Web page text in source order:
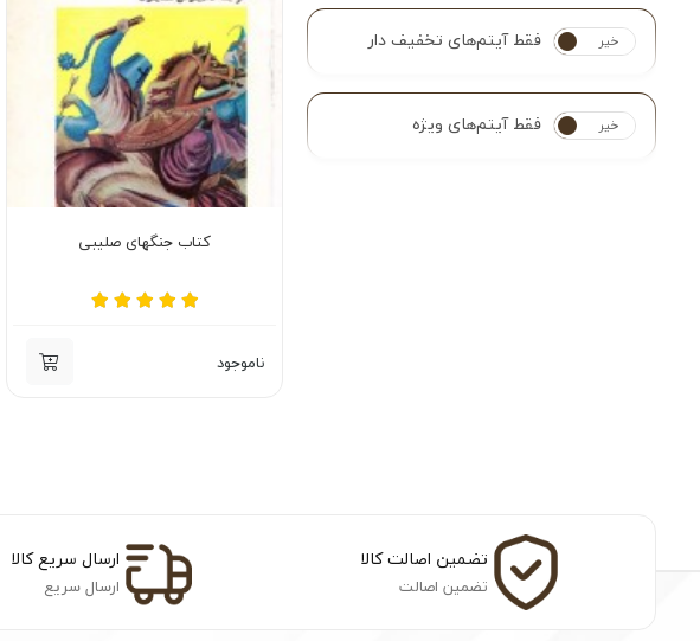
بله خیر فقط آیتم‌های تخفیف دار
بله خیر فقط آیتم‌های ویژه
کتاب جنگهای صلیبی
ناموجود
تضمین اصالت کالا
تضمین اصالت
ارسال سریع کالا
ارسال سریع